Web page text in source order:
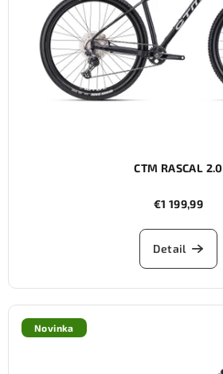
CTM RASCAL 2.0
€1 199,99
Detail
Novinka